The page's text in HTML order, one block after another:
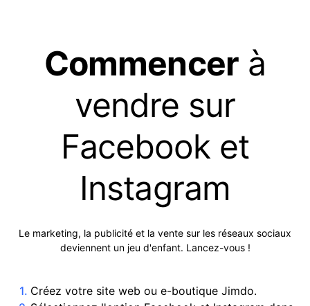
Commencerà
vendre sur
Facebook et
Instagram
Le marketing, la publicité et la vente sur les réseaux sociaux
deviennent un jeu d'enfant. Lancez-vous !
Créez votre site web ou e-boutique Jimdo.